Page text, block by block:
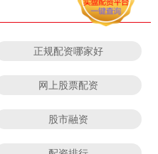
正规配资哪家好
网上股票配资
股市融资